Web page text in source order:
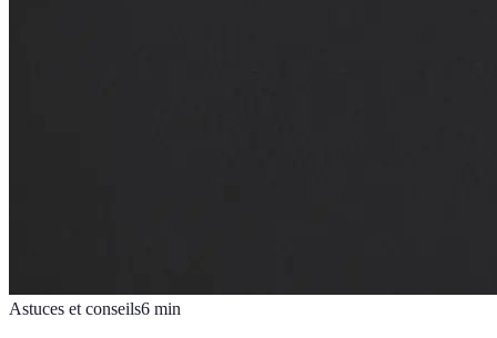
Astuces et conseils6 min